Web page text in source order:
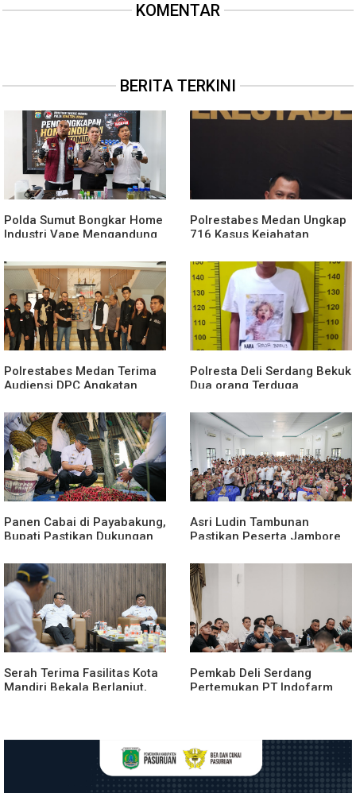
KOMENTAR
BERITA TERKINI
Polda Sumut Bongkar Home
Industri Vape Mengandung
Diduga Dipasok dari
Kamboja
Polrestabes Medan Ungkap
716 Kasus Kejahatan
Pekat Toba 2026, 906
Tersangka Diamankan
Polrestabes Medan Terima
Audiensi DPC Angkatan
Perkuat Sinergitas Jaga
Kamtibmas
Polresta Deli Serdang Bekuk
Dua orang Terduga
Merbau
Panen Cabai di Payabakung,
Bupati Pastikan Dukungan
Diperkuat
Asri Ludin Tambunan
Pastikan Peserta Jambore
Berangkat Tanpa Beban
Biaya
Serah Terima Fasilitas Kota
Mandiri Bekala Berlanjut,
Pemkab Deli Serdang
Pertemukan PT Indofarm